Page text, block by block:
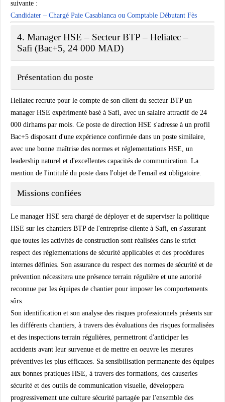
suivante :
Candidater – Chargé Paie Casablanca ou Comptable Débutant Fès
4. Manager HSE – Secteur BTP – Heliatec –
Safi (Bac+5, 24 000 MAD)
Présentation du poste
Heliatec recrute pour le compte de son client du secteur BTP un
manager HSE expérimenté basé à Safi, avec un salaire attractif de 24
000 dirhams par mois. Ce poste de direction HSE s'adresse à un profil
Bac+5 disposant d'une expérience confirmée dans un poste similaire,
avec une bonne maîtrise des normes et réglementations HSE, un
leadership naturel et d'excellentes capacités de communication. La
mention de l'intitulé du poste dans l'objet de l'email est obligatoire.
Missions confiées
Le manager HSE sera chargé de déployer et de superviser la politique
HSE sur les chantiers BTP de l'entreprise cliente à Safi, en s'assurant
que toutes les activités de construction sont réalisées dans le strict
respect des réglementations de sécurité applicables et des procédures
internes définies. Son assurance du respect des normes de sécurité et de
prévention nécessitera une présence terrain régulière et une autorité
reconnue par les équipes de chantier pour imposer les comportements
sûrs.
Son identification et son analyse des risques professionnels présents sur
les différents chantiers, à travers des évaluations des risques formalisées
et des inspections terrain régulières, permettront d'anticiper les
accidents avant leur survenue et de mettre en oeuvre les mesures
préventives les plus efficaces. Sa sensibilisation permanente des équipes
aux bonnes pratiques HSE, à travers des formations, des causeries
sécurité et des outils de communication visuelle, développera
progressivement une culture sécurité partagée par l'ensemble des